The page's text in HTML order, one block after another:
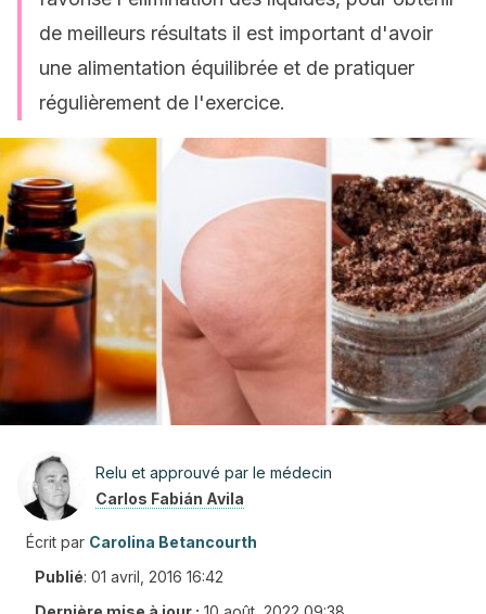
de meilleurs résultats il est important d'avoir
une alimentation équilibrée et de pratiquer
régulièrement de l'exercice.
Relu et approuvé par le médecin
Carlos Fabián Avila
Écrit par Carolina Betancourth
Publié: 01 avril, 2016 16:42